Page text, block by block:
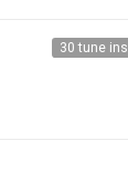
30 tune ins